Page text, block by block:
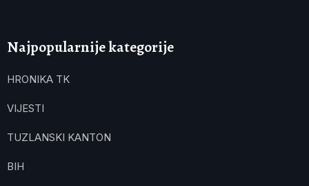
Najpopularnije kategorije
HRONIKA TK
VIJESTI
TUZLANSKI KANTON
BIH